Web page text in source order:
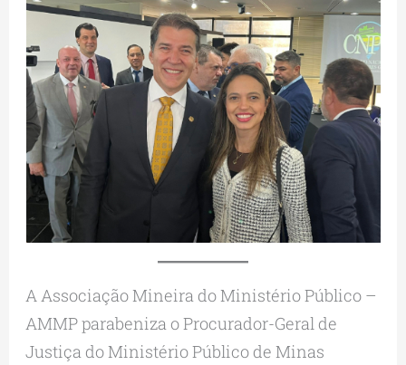
A Associação Mineira do Ministério Público –
AMMP parabeniza o Procurador-Geral de
Justiça do Ministério Público de Minas